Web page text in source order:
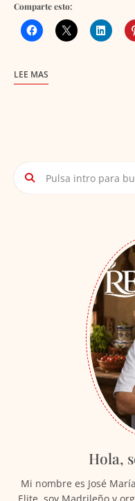
Comparte esto:
LEE MAS
Hola,
Mi nombre es José